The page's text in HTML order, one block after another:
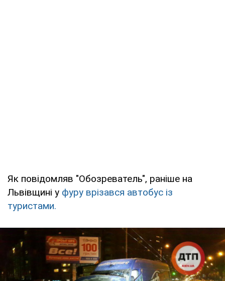
Як повідомляв "Обозреватель", раніше на
Львівщині у фуру врізався автобус із
туристами.